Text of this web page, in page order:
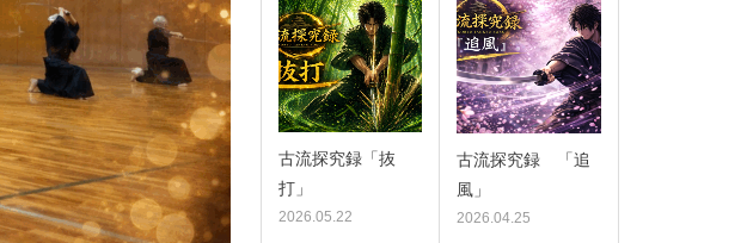
古流探究録「抜
打」
2026.05.22
古流探究録 「追
風」
2026.04.25